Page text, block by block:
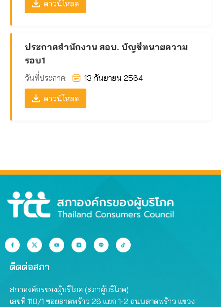
ดาวน์โหลด
ประกาศสำนักงาน สอบ. บัญชีทนายความ
รอบ1
วันที่ประกาศ: 13 กันยายน 2564
ดาวน์โหลด
ติดต่อสภา
สภาองค์กรของผู้บริโภค (สภาผู้บริโภค)
เลขที่ 110/1 ซอยลาดพร้าว 26 แยก 1-2 ถนนลาดพร้าว แขวง